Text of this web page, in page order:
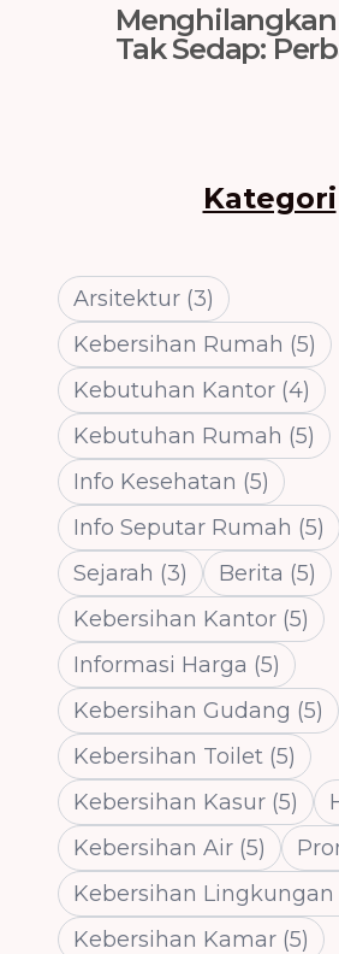
Tak Sedap:
Kategori
Arsitektur (3)
Kebersihan Rumah (5)
Kebutuhan Kantor (4)
Kebutuhan Rumah (5)
Info Kesehatan (5)
Info Seputar Rumah (5)
Sejarah (3) Berita (5)
Kebersihan Kantor (5)
Informasi Harga (5)
Kebersihan Gudang (5)
Kebersihan Toilet (5)
Kebersihan Kasur (5)
Kebersihan Air (5)
Kebersihan Lingkungan
Kebersihan Kamar (5)